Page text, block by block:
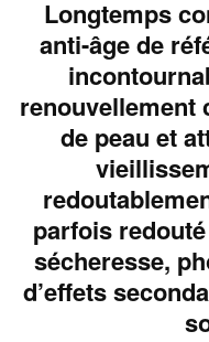
Longtemps
anti-âge de
renouvellement
de peau et
parfois
sécheresse,
d’effets